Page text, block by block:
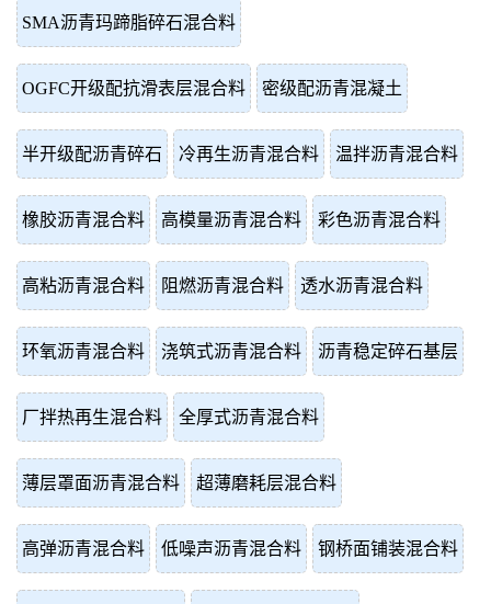
SMA沥青玛蹄脂碎石混合料
OGFC开级配抗滑表层混合料 密级配沥青混凝土
半开级配沥青碎石 冷再生沥青混合料 温拌沥青混合料
橡胶沥青混合料 高模量沥青混合料 彩色沥青混合料
高粘沥青混合料 阻燃沥青混合料 透水沥青混合料
环氧沥青混合料 浇筑式沥青混合料 沥青稳定碎石基层
厂拌热再生混合料 全厚式沥青混合料
薄层罩面沥青混合料 超薄磨耗层混合料
高弹沥青混合料 低噪声沥青混合料 钢桥面铺装混合料